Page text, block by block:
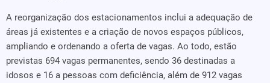
A reorganização dos estacionamentos inclui a adequação de
áreas já existentes e a criação de novos espaços públicos,
ampliando e ordenando a oferta de vagas. Ao todo, estão
previstas 694 vagas permanentes, sendo 36 destinadas a
idosos e 16 a pessoas com deficiência, além de 912 vagas